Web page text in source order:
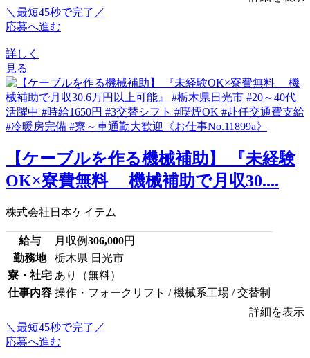
＼最短45秒で完了／
応募へ進む
詳しく
見る
【ケーブルを作る機械補助】 『未経験
OK×寮費無料 機械補助で月収30....
株式会社日本ケイテム
給与 月収例306,000円
勤務地
栃木県 日光市
寮・社宅 あり（無料）
仕事内容 操作・フォークリフト / 機械系工場 / 交替制
詳細を表示
＼最短45秒で完了／
応募へ進む